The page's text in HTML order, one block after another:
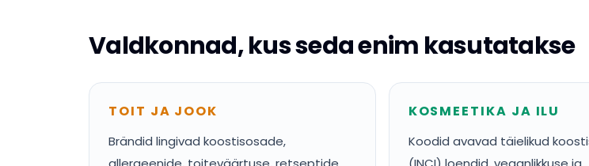
Valdkonnad, kus seda enim kasutatakse
TOIT JA JOOK
Brändid lingivad koostisosade,
KOSMEETIKA JA ILU
Koodid avavad täielikud